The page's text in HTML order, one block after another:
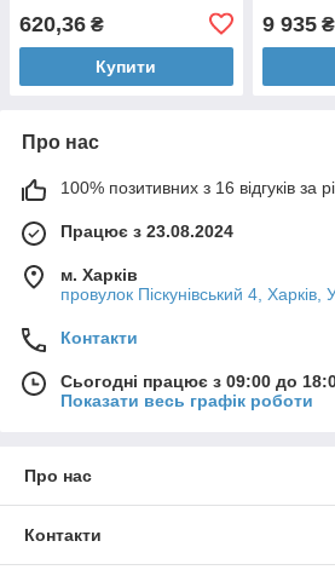
620,36 ₴
Купити
9 935₴
Про нас
100% позитивних з 16 відгуків за
Працює з 23.08.2024
м. Харків
провулок Піскунівський 4, Харків,
Контакти
Сьогодні працює з 09:00 до
Показати весь графік роботи
Про нас
Контакти